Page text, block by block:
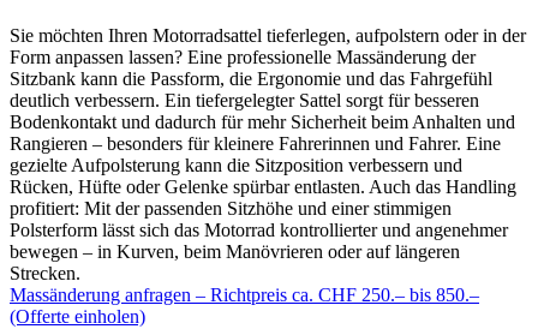
Sie möchten Ihren Motorradsattel tieferlegen, aufpolstern oder in der
Form anpassen lassen? Eine professionelle Massänderung der
Sitzbank kann die Passform, die Ergonomie und das Fahrgefühl
deutlich verbessern. Ein tiefergelegter Sattel sorgt für besseren
Bodenkontakt und dadurch für mehr Sicherheit beim Anhalten und
Rangieren – besonders für kleinere Fahrerinnen und Fahrer. Eine
gezielte Aufpolsterung kann die Sitzposition verbessern und
Rücken, Hüfte oder Gelenke spürbar entlasten. Auch das Handling
profitiert: Mit der passenden Sitzhöhe und einer stimmigen
Polsterform lässt sich das Motorrad kontrollierter und angenehmer
bewegen – in Kurven, beim Manövrieren oder auf längeren
Strecken.
Massänderung anfragen – Richtpreis ca. CHF 250.– bis 850.–
(Offerte einholen)